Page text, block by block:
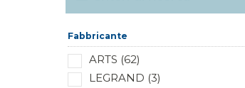
Fabbricante
ARTS (62)
LEGRAND (3)